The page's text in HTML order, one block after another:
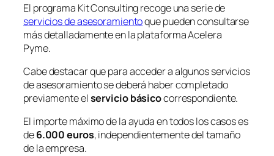
El programa Kit Consulting recoge una serie de
servicios de asesoramientoque pueden consultarse
más detalladamente en la plataforma Acelera
Pyme.
Cabe destacar que para acceder a algunos servicios
de asesoramiento se deberá haber completado
previamente elservicio básicocorrespondiente.
El importe máximo de la ayuda en todos los casos es
de6.000 euros, independientemente del tamaño
de la empresa.